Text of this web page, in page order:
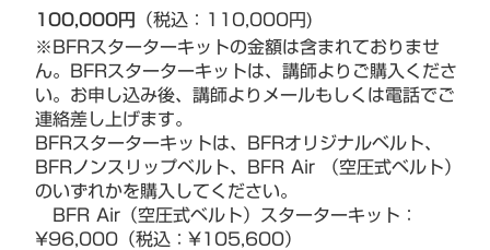
100,000円 （税込：110,000円)
※BFRスターターキットの金額は含まれておりませ
ん。BFRスターターキットは、講師よりご購入くださ
い。お申し込み後、講師よりメールもしくは電話でご
連絡差し上げます。
BFRスターターキットは、BFRオリジナルベルト、
BFRノンスリップベルト、BFR Air （空圧式ベルト）
のいずれかを購入してください。
BFR Air（空圧式ベルト）スターターキット：
¥96,000（税込：¥105,600）